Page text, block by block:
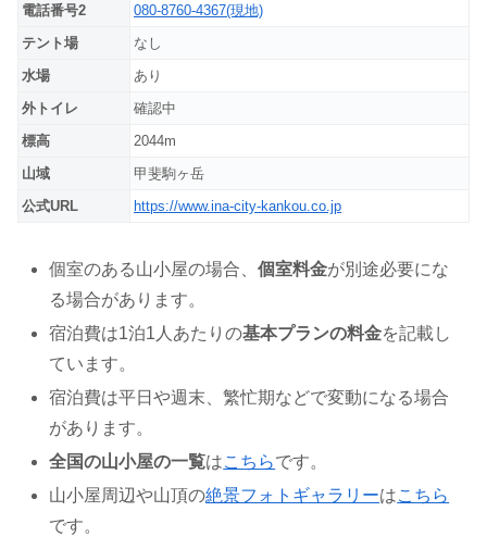
電話番号2
080-8760-4367(現地)
テント場
なし
水場
あり
外トイレ
確認中
標高
2044m
山域
甲斐駒ヶ岳
公式URL
https://www.ina-city-kankou.co.jp
個室のある山小屋の場合、個室料金が別途必要にな
る場合があります。
宿泊費は1泊1人あたりの基本プランの料金を記載し
ています。
宿泊費は平日や週末、繁忙期などで変動になる場合
があります。
全国の山小屋の一覧はこちらです。
山小屋周辺や山頂の絶景フォトギャラリーはこちら
です。